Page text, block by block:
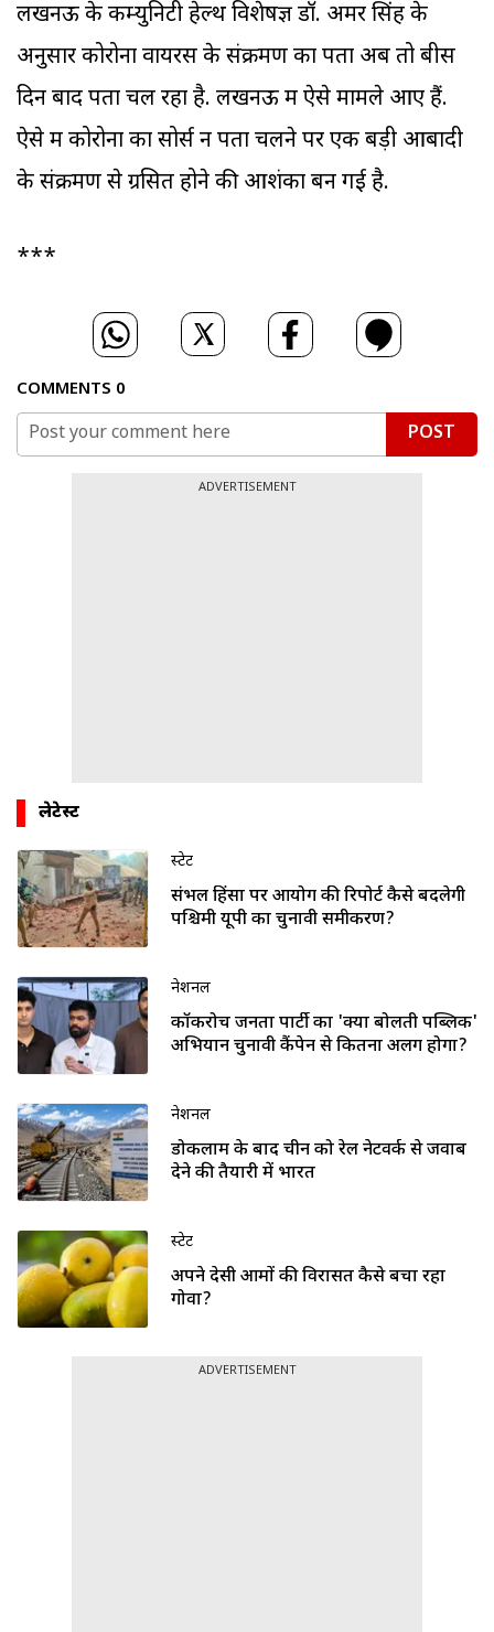
लखनऊ के कम्युनिटी हेल्थ विशेषज्ञ डॉ. अमर सिंह के
अनुसार कोरोना वायरस के संक्रमण का पता अब तो बीस
दिन बाद पता चल रहा है. लखनऊ में ऐसे मामले आए हैं.
ऐसे में कोरोना का सोर्स न पता चलने पर एक बड़ी आबादी
के संक्रमण से ग्रसित होने की आशंका बन गई है.
***
COMMENTS 0
POST
ADVERTISEMENT
लेटेस्ट
स्टेट
संभल हिंसा पर आयोग की रिपोर्ट कैसे बदलेगी
पश्चिमी यूपी का चुनावी समीकरण?
नेशनल
कॉकरोच जनता पार्टी का 'क्या बोलती पब्लिक'
अभियान चुनावी कैंपेन से कितना अलग होगा?
नेशनल
डोकलाम के बाद चीन को रेल नेटवर्क से जवाब
देने की तैयारी में भारत
स्टेट
अपने देसी आमों की विरासत कैसे बचा रहा
गोवा?
ADVERTISEMENT